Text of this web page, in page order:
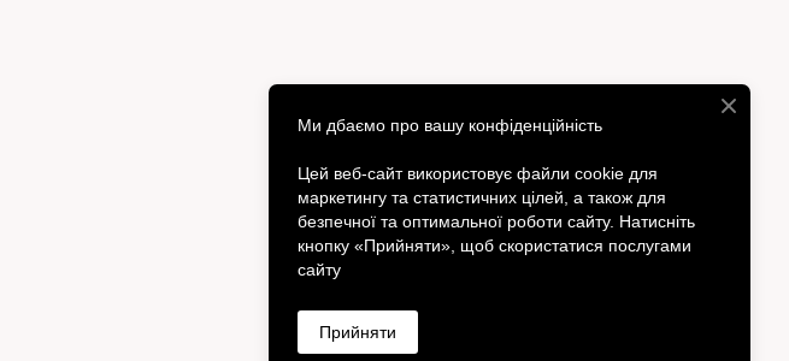
Ми дбаємо про вашу конфіденційність
Цей веб-сайт використовує файли cookie для
маркетингу та статистичних цілей, а також для
безпечної та оптимальної роботи сайту. Натисніть
кнопку «Прийняти», щоб скористатися послугами
сайту
Прийняти